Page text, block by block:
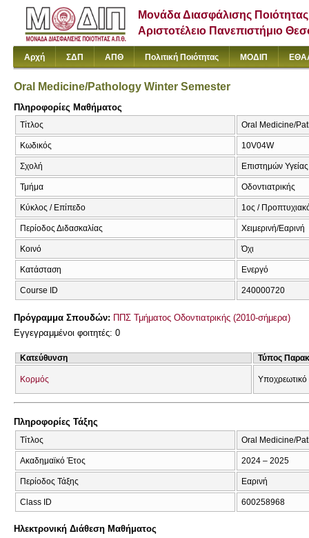
Μονάδα Διασφάλισης Ποιότητας
Αριστοτέλειο Πανεπιστήμιο
Αρχή ΣΔΠ ΑΠΘ Πολιτική Ποιότητας ΜΟΔΙΠ
Oral Medicine/Pathology Winter Semester
Πληροφορίες Μαθήματος
Τίτλος Oral Medicine/
Κωδικός 10V04W
Σχολή Επιστημών Υγείας
Τμήμα Οδοντιατρικής
Κύκλος / Επίπεδο 1ος /
Περίοδος Διδασκαλίας Χειμερινή/Εαρινή
Κοινό Όχι
Κατάσταση Ενεργό
Course ID 240000720
Πρόγραμμα Σπουδών: ΠΠΣ Τμήματος Οδοντιατρικής (2010-σήμερα)
Εγγεγραμμένοι φοιτητές: 0
Κατεύθυνση Τύπος
Κορμός Υποχρεωτικό
Πληροφορίες Τάξης
Τίτλος Oral Medicine/
Ακαδημαϊκό Έτος 2024 – 2025
Περίοδος Τάξης Εαρινή
Class ID 600258968
Ηλεκτρονική Διάθεση Μαθήματος